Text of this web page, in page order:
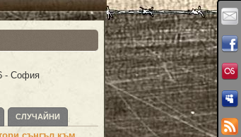
- София
СЛУЧАЙНИ